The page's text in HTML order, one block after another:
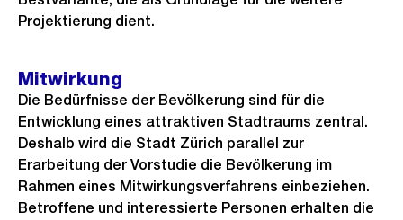
Projektierung dient.
Mitwirkung
Die Bedürfnisse der Bevölkerung sind für die
Entwicklung eines attraktiven Stadtraums zentral.
Deshalb wird die Stadt Zürich parallel zur
Erarbeitung der Vorstudie die Bevölkerung im
Rahmen eines Mitwirkungsverfahrens einbeziehen.
Betroffene und interessierte Personen erhalten die